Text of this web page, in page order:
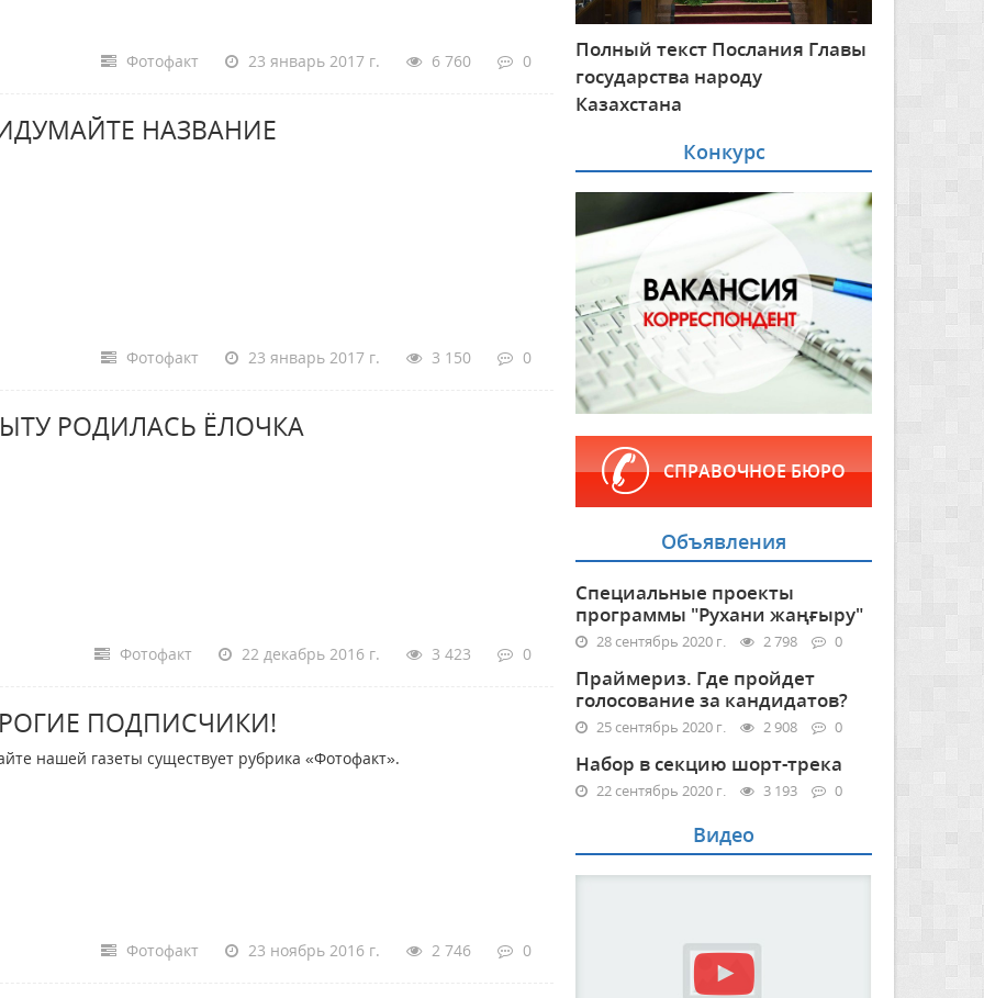
Фотофакт 23 январь 2017 г. 6 760 0
НАЗВАНИЕ
Фотофакт 23 январь 2017 г. 3 150 0
РОДИЛАСЬ ЁЛОЧКА
Фотофакт 22 декабрь 2016 г. 3 423 0
ПОДПИСЧИКИ!
нашей газеты существует рубрика «Фотофакт».
Фотофакт 23 ноябрь 2016 г. 2 746 0
Полный текст Послания Главы
государства народу
Казахстана
Конкурс
СПРАВОЧНОЕ БЮРО
Объявления
Специальные проекты
программы "Рухани жаңғыру"
28 сентябрь 2020 г. 2 798 0
Праймериз. Где пройдет
голосование за кандидатов?
25 сентябрь 2020 г. 2 908 0
Набор в секцию шорт-трека
22 сентябрь 2020 г. 3 193 0
Видео